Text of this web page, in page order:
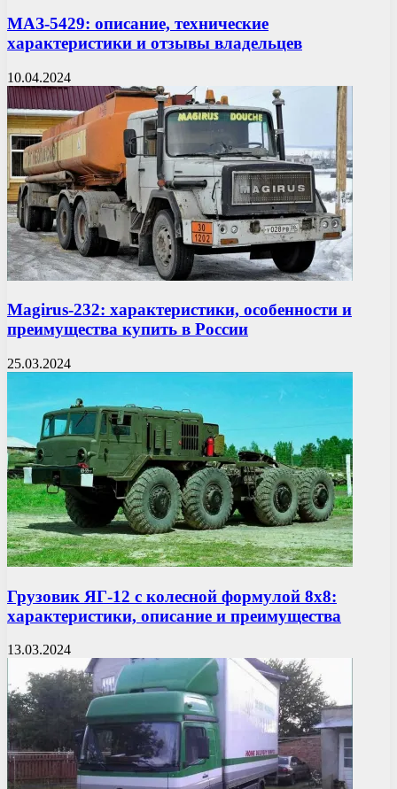
МАЗ-5429: описание, технические
характеристики и отзывы владельцев
10.04.2024
Magirus-232: характеристики, особенности и
преимущества купить в России
25.03.2024
Грузовик ЯГ-12 с колесной формулой 8х8:
характеристики, описание и преимущества
13.03.2024